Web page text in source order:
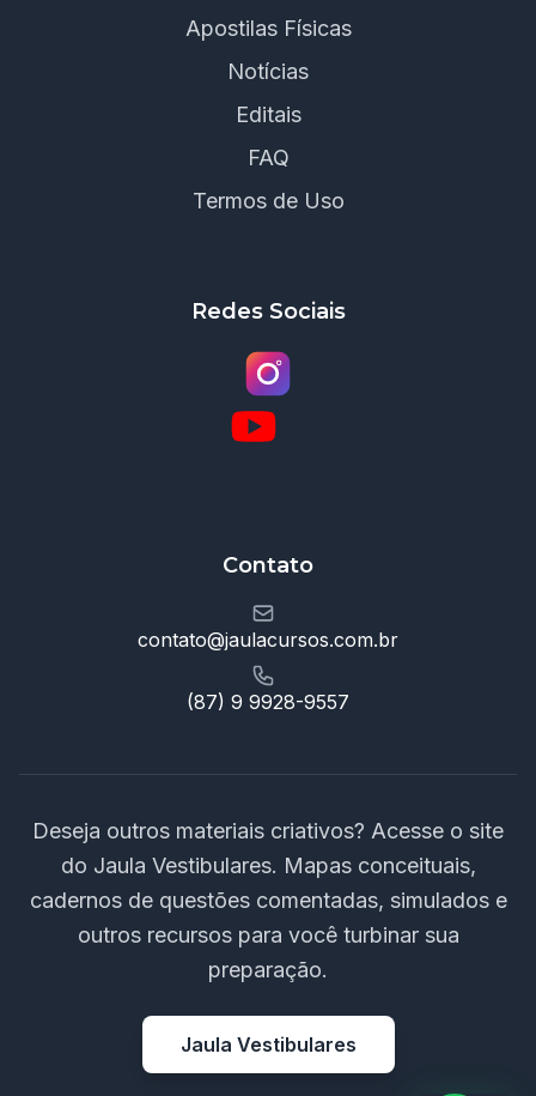
Apostilas Físicas
Notícias
Editais
FAQ
Termos de Uso
Redes Sociais
Contato
contato@jaulacursos.com.br
(87) 9 9928-9557
Deseja outros materiais criativos? Acesse o site
do Jaula Vestibulares. Mapas conceituais,
cadernos de questões comentadas, simulados e
outros recursos para você turbinar sua
preparação.
Jaula Vestibulares